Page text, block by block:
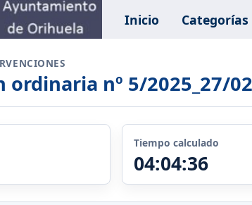
Inicio Categorías
ordinaria nº 5/2025_27/
Tiempo calculado
04:04:36